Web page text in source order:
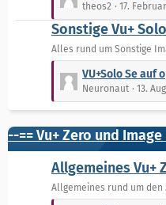
e
i
t
r
e
t
z
t
e
i
t
r
ä
g
e
theos2 17.
Sonstige Vu+
Alles rund um Sonstige
t
z
t
B
e
i
VU+Solo Se auf
Neuronaut 13.
--== Vu+ Zero und Image
Allgemeines Vu+
Allgemeines rund um den